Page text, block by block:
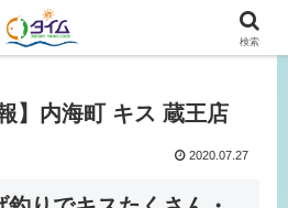
り情報はタイムにおまかせ！
】内海町 キス 蔵王店
2020.07.27
検索